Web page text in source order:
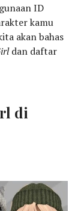
ID
kamu
akan bahas
dan daftar
di